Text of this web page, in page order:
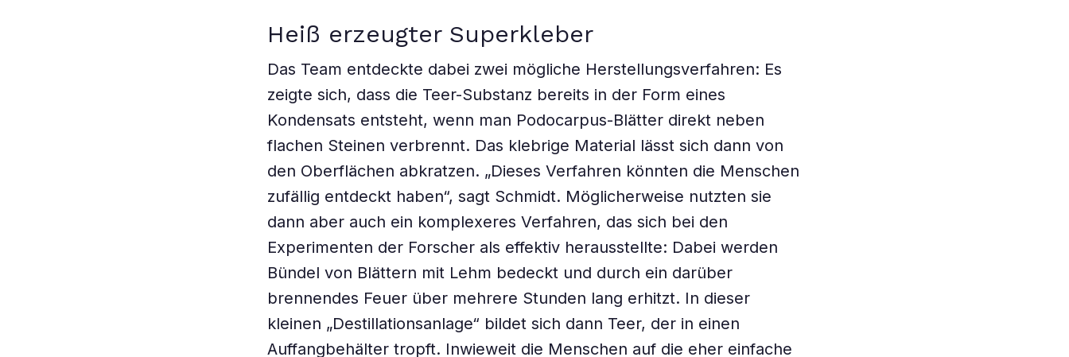
Heiß erzeugter Superkleber
Das Team entdeckte dabei zwei mögliche Herstellungsverfahren: Es
zeigte sich, dass die Teer-Substanz bereits in der Form eines
Kondensats entsteht, wenn man Podocarpus-Blätter direkt neben
flachen Steinen verbrennt. Das klebrige Material lässt sich dann von
den Oberflächen abkratzen. „Dieses Verfahren könnten die Menschen
zufällig entdeckt haben“, sagt Schmidt. Möglicherweise nutzten sie
dann aber auch ein komplexeres Verfahren, das sich bei den
Experimenten der Forscher als effektiv herausstellte: Dabei werden
Bündel von Blättern mit Lehm bedeckt und durch ein darüber
brennendes Feuer über mehrere Stunden lang erhitzt. In dieser
kleinen „Destillationsanlage“ bildet sich dann Teer, der in einen
Auffangbehälter tropft. Inwieweit die Menschen auf die eher einfache